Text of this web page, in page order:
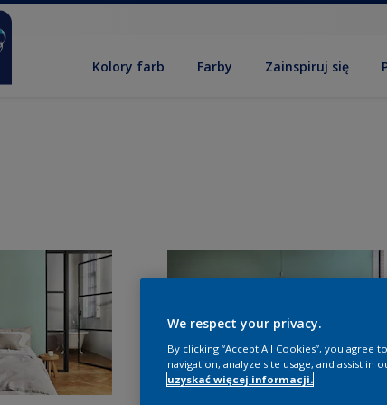
Kolory farb Farby Zainspiruj się
We respect your privacy.
By clicking “Accept All Cookies”, you
navigation, analyze site usage, and assist in
uzyskać więcej informacji.